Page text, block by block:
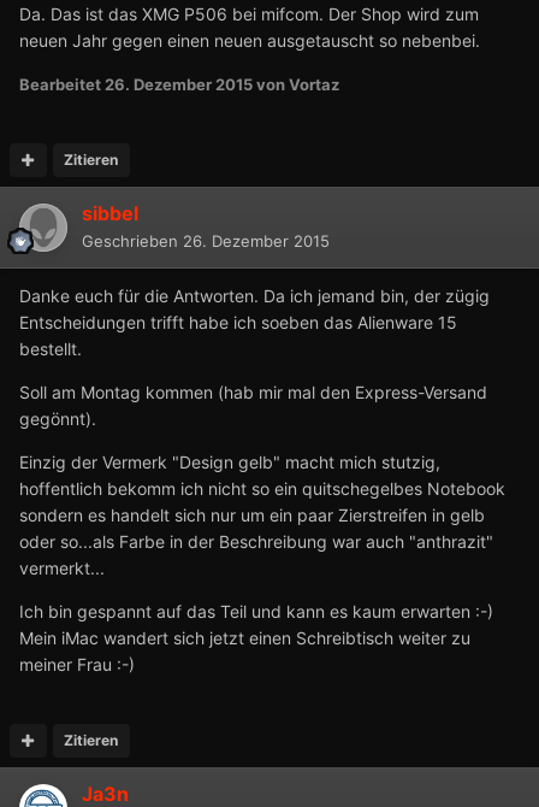
Da. Das ist das XMG P506 bei mifcom. Der Shop wird zum
neuen Jahr gegen einen neuen ausgetauscht so nebenbei.
Bearbeitet 26. Dezember 2015von Vortaz
Zitieren
sibbel
Geschrieben 26. Dezember 2015
Danke euch für die Antworten. Da ich jemand bin, der zügig
Entscheidungen trifft habe ich soeben das Alienware 15
bestellt.
Soll am Montag kommen (hab mir mal den Express-Versand
gegönnt).
Einzig der Vermerk "Design gelb" macht mich stutzig,
hoffentlich bekomm ich nicht so ein quitschegelbes Notebook
sondern es handelt sich nur um ein paar Zierstreifen in gelb
oder so...als Farbe in der Beschreibung war auch "anthrazit"
vermerkt...
Ich bin gespannt auf das Teil und kann es kaum erwarten :-)
Mein iMac wandert sich jetzt einen Schreibtisch weiter zu
meiner Frau :-)
Zitieren
Ja3n